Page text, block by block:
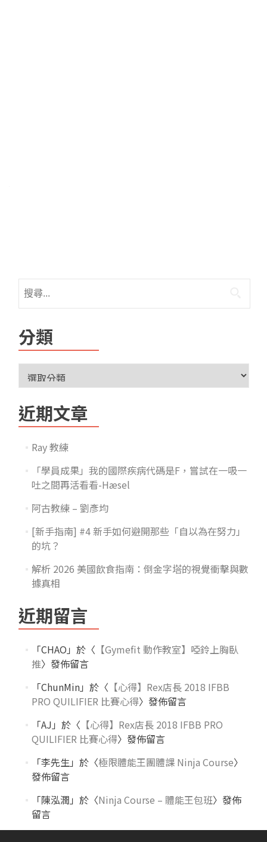
分類
近期文章
Ray 教練
「學員成果」我的國際疾病代碼是F，嘗試在一吸一
吐之間再活看看-Hæsel
阿古教練 – 劉彥均
[新手指南] #4 新手如何避開那些「自以為在努力」
的坑？
解析 2026 美國飲食指南：倒金字塔的視覺衝擊與數
據真相
近期留言
「CHAO 」於〈 【Gymefit 動作教室】啞鈴上胸臥
推〉發佈留言
「ChunMin」於〈 【心得】Rex店長 2018 IFBB
PRO QUILIFIER 比賽心得〉發佈留言
「AJ 」於〈 【心得】Rex店長 2018 IFBB PRO
QUILIFIER 比賽心得〉發佈留言
「李先生」於〈極限體能王團體課 Ninja Course〉
發佈留言
「陳泓潤 」於〈Ninja Course – 體能王包班〉發佈
留言